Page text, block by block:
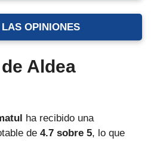
OPINIONES
Aldea
ha recibido una
de 4.7 sobre 5, lo que